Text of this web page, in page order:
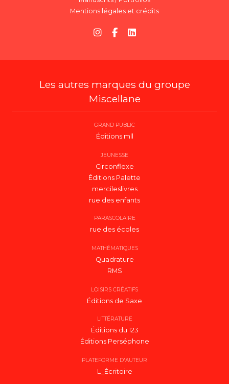
Mentions légales et crédits
Les autres marques du groupe
Miscellane
GRAND PUBLIC
Éditions mll
JEUNESSE
Circonflexe
Éditions Palette
mercileslivres
rue des enfants
PARASCOLAIRE
rue des écoles
MATHÉMATIQUES
Quadrature
RMS
LOISIRS CRÉATIFS
Éditions de Saxe
LITTÉRATURE
Éditions du 123
Éditions Perséphone
PLATEFORME D'AUTEUR
L_Écritoire